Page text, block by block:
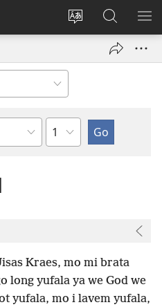
Jenisim
Log
niufala
Lukaotem
Insaed
Long
Japta
Kraes, mo mi brata
long yufala ya we God we
yufala, mo i lavem yufala,